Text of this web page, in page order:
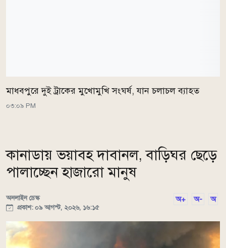
মাধবপুরে দুই ট্রাকের মুখোমুখি সংঘর্ষ, যান চলাচল ব্যাহত
০৩:০৯ PM
কানাডায় ভয়াবহ দাবানল, বাড়িঘর ছেড়ে
পালাচ্ছেন হাজারো মানুষ
অনলাইন ডেস্ক
প্রকাশ: ০৯ আগস্ট, ২০২৬, ১৬:১৫
অ+ অ- অ